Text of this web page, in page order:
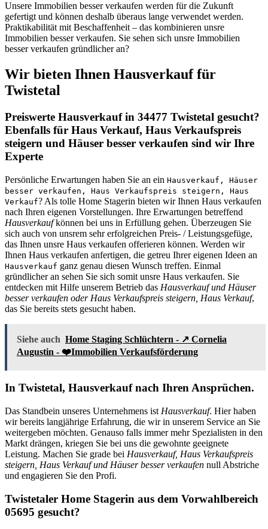
Unsere Immobilien besser verkaufen werden für die Zukunft
gefertigt und können deshalb überaus lange verwendet werden.
Praktikabilität mit Beschaffenheit – das kombinieren unsre
Immobilien besser verkaufen. Sie sehen sich unsre Immobilien
besser verkaufen gründlicher an?
Wir bieten Ihnen Hausverkauf für
Twistetal
Preiswerte Hausverkauf in 34477 Twistetal gesucht?
Ebenfalls für Haus Verkauf, Haus Verkaufspreis
steigern und Häuser besser verkaufen sind wir Ihre
Experte
Persönliche Erwartungen haben Sie an ein Hausverkauf, Häuser
besser verkaufen, Haus Verkaufspreis steigern, Haus
Verkauf? Als tolle Home Stagerin bieten wir Ihnen Haus verkaufen
nach Ihren eigenen Vorstellungen. Ihre Erwartungen betreffend
Hausverkaufkönnen bei uns in Erfüllung gehen. Überzeugen Sie
sich auch von unsrem sehr erfolgreichen Preis- / Leistungsgefüge,
das Ihnen unsre Haus verkaufen offerieren können. Werden wir
Ihnen Haus verkaufen anfertigen, die getreu Ihrer eigenen Ideen an
Hausverkauf ganz genau diesen Wunsch treffen. Einmal
gründlicher an sehen Sie sich somit unsre Haus verkaufen. Sie
entdecken mit Hilfe unserem Betrieb das Hausverkauf und Häuser
besser verkaufen oder Haus Verkaufspreis steigern, Haus Verkauf,
das Sie bereits stets gesucht haben.
Siehe auch Home Staging Schlüchtern - ↗️ Cornelia
Augustin - ❤️Immobilien Verkaufsförderung
In Twistetal, Hausverkauf nach Ihren Ansprüchen.
Das Standbein unseres Unternehmens ist Hausverkauf. Hier haben
wir bereits langjährige Erfahrung, die wir in unserem Service an Sie
weitergeben möchten. Genauso falls immer mehr Spezialisten in den
Markt drängen, kriegen Sie bei uns die gewohnte geeignete
Leistung. Machen Sie grade bei Hausverkauf, Haus Verkaufspreis
steigern, Haus Verkauf und Häuser besser verkaufen null Abstriche
und engagieren Sie den Profi.
Twistetaler Home Stagerin aus dem Vorwahlbereich
05695 gesucht?